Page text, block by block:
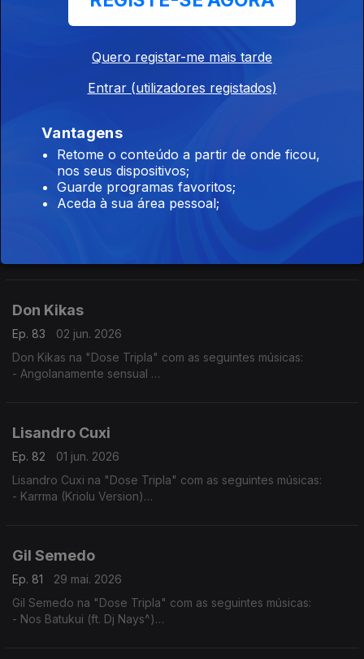
- Algoritmo
04 jun. 2026
- Setembro
- Te Amar (2016)
- Borboleta
Irina Barros
Ep. 84
03 jun. 2026
- Bonito (feat Nelson Freitas)
Don Kikas
Ep. 83
02 jun. 2026
Don Kikas na "Dose Tripla" com as seguintes músicas:
- Angolanamente sensual
Lisandro Cuxi
Ep. 82
01 jun. 2026
Lisandro Cuxi na "Dose Tripla" com as seguintes músicas:
- Karrma (Kriolu Version)
Gil Semedo
Ep. 81
29 mai. 2026
Gil Semedo na "Dose Tripla" com as seguintes músicas:
- Nos Batukui (ft. Dj Nays^)
Quero registar-me mais tarde
Entrar (utilizadores registados)
Vantagens
Retome o conteúdo a partir de onde ficou,
nos seus dispositivos;
Guarde programas favoritos;
Aceda à sua área pessoal;